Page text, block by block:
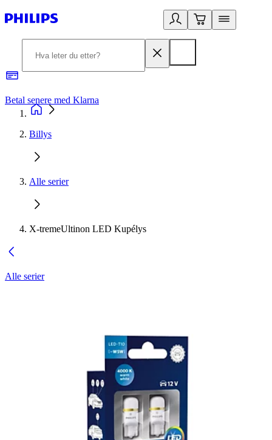
Betal senere med Klarna
Billys
Alle serier
X-tremeUltinon LED Kupélys
Alle serier